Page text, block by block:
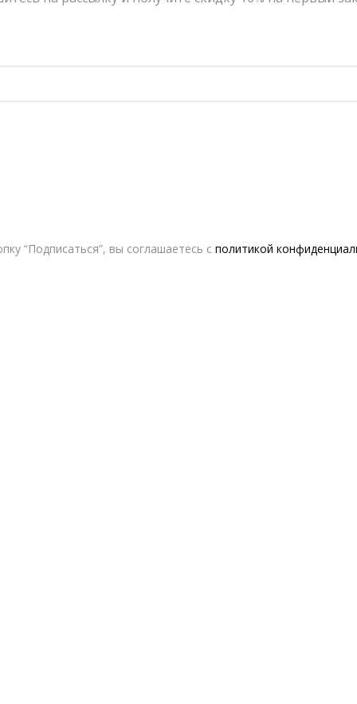
“Подписаться”, вы соглашаетесь с политикой